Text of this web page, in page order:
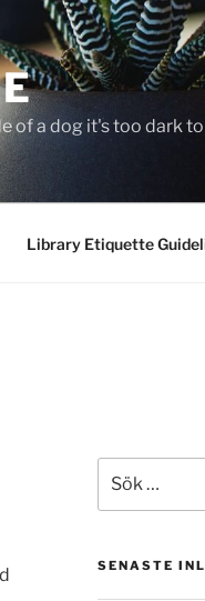
of a dog it's too dark
Library Etiquette
efter:
SENASTE